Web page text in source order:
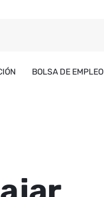
BOLSA DE EMPLEO